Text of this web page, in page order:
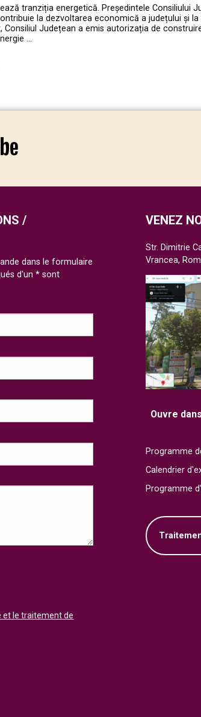
tranziția energetică. Președintele Consiliului
la dezvoltarea economică a județului și
Consiliul Județean a emis autorizația de
…
VENEZ
Str. Dimitrie
Vrancea,
Ouvre
Programme
Calendrier
Programme
/
dans le formulaire
d'un * sont
et le traitement de